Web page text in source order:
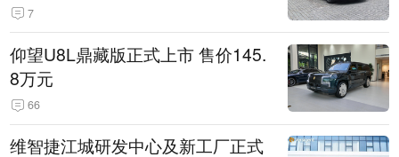
7
仰望U8L鼎藏版正式上市 售价145.
8万元
66
维智捷江城研发中心及新工厂正式